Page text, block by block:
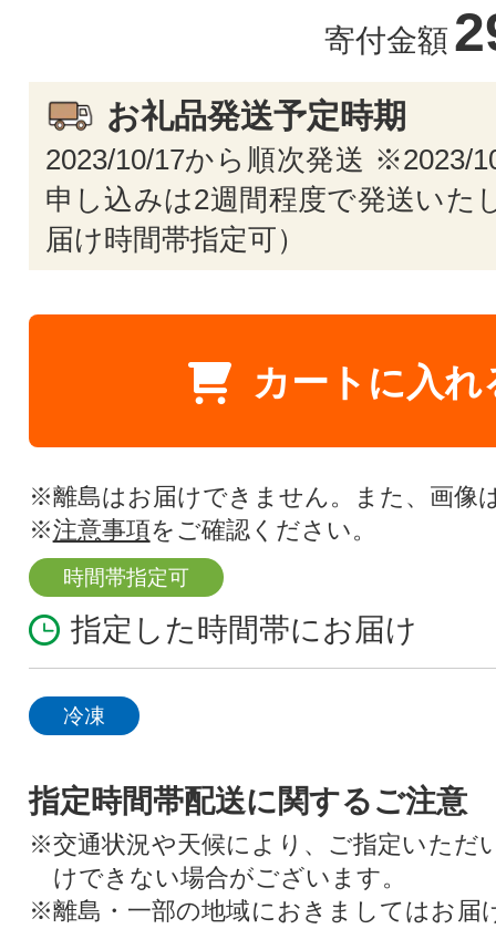
寄付金額
お礼品発送予定時期
2023/10/17から順次発送 ※2023/
申し込みは2週間程度で発送いた
届け時間帯指定可）
カートに入れ
※離島はお届けできません。また、画像
※注意事項をご確認ください。
時間帯指定可
指定した時間帯にお届け
冷凍
指定時間帯配送に関するご注意
※交通状況や天候により、ご指定いただ
けできない場合がございます。
※離島・一部の地域におきましてはお届